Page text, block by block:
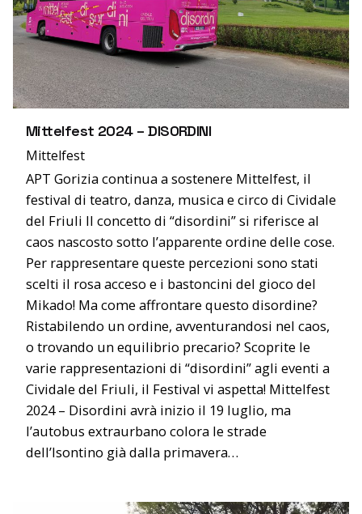
Mittelfest 2024 – DISORDINI
Mittelfest
APT Gorizia continua a sostenere Mittelfest, il
festival di teatro, danza, musica e circo di Cividale
del Friuli Il concetto di “disordini” si riferisce al
caos nascosto sotto l’apparente ordine delle cose.
Per rappresentare queste percezioni sono stati
scelti il rosa acceso e i bastoncini del gioco del
Mikado! Ma come affrontare questo disordine?
Ristabilendo un ordine, avventurandosi nel caos,
o trovando un equilibrio precario? Scoprite le
varie rappresentazioni di “disordini” agli eventi a
Cividale del Friuli, il Festival vi aspetta! Mittelfest
2024 – Disordini avrà inizio il 19 luglio, ma
l’autobus extraurbano colora le strade
dell’Isontino già dalla primavera…